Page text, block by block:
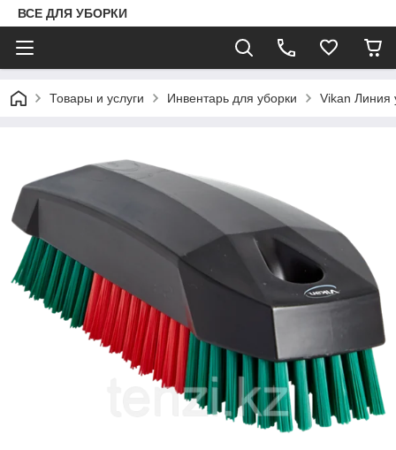
ВСЕ ДЛЯ УБОРКИ
Товары и услуги Инвентарь для уборки Vikan Линия